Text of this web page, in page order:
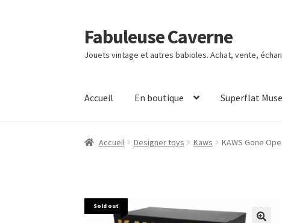
Aller
à
la
Aller
au
contenu
Fabuleuse Caverne
Jouets vintage et autres babioles. Achat, vente,
Accueil En boutique Superflat
Accueil Designer toys Kaws KAWS Gone
Sold out